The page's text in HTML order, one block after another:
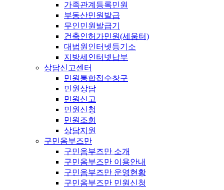
가족관계등록민원
부동산민원발급
무인민원발급기
건축인허가민원(세움터)
대법원인터넷등기소
지방세인터넷납부
상담신고센터
민원통합접수창구
민원상담
민원신고
민원신청
민원조회
상담지원
구민옴부즈만
구민옴부즈만 소개
구민옴부즈만 이용안내
구민옴부즈만 운영현황
구민옴부즈만 민원신청